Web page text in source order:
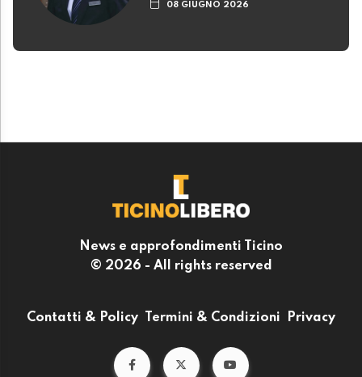
08 GIUGNO 2026
News e approfondimenti Ticino
© 2026 - All rights reserved
Contatti & Policy Termini & Condizioni Privacy